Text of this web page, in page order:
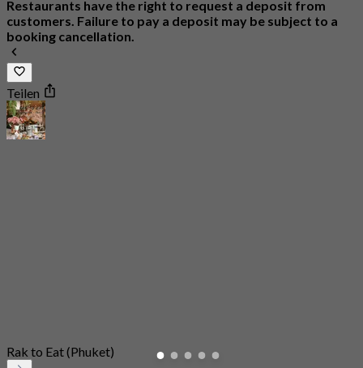
Restaurants have the right to request a deposit from
customers. Failure to pay a deposit may be subject to a
booking cancellation.
Teilen
Rak to Eat (Phuket)